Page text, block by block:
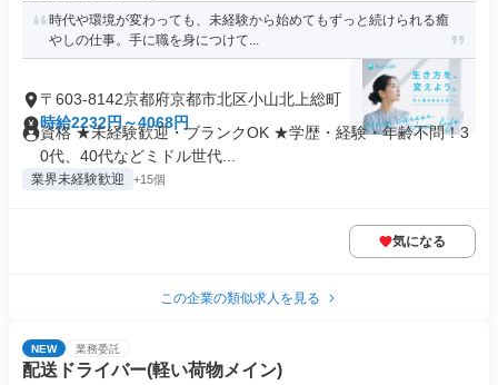
時代や環境が変わっても、未経験から始めてもずっと続けられる癒
やしの仕事。手に職を身につけて...
〒603-8142京都府京都市北区小山北上総町
時給2232円～4068円
資格 ★未経験歓迎・ブランクOK ★学歴・経験・年齢不問！3
0代、40代などミドル世代...
業界未経験歓迎 +15個
気になる
この企業の類似求人を見る
NEW 業務委託
配送ドライバー(軽い荷物メイン)